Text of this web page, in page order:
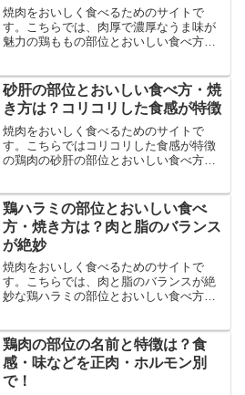
焼肉をおいしく食べるためのサイトで
す。こちらでは、肉厚で濃厚なうま味が
魅力の鶏ももの部位とおいしい食べ方・
らゆる情報を紹介・解説しています。
砂肝の部位とおいしい食べ方・焼
き方は？コリコリした食感が特徴
焼肉をおいしく食べるためのサイトで
す。こちらではコリコリした食感が特徴
の鶏肉の砂肝の部位とおいしい食べ方・
ゆる情報を紹介・解説しています。
鶏ハラミの部位とおいしい食べ
方・焼き方は？肉と脂のバランス
が絶妙
焼肉をおいしく食べるためのサイトで
す。こちらでは、肉と脂のバランスが絶
妙な鶏ハラミの部位とおいしい食べ方・
ミのあらゆる情報を紹介・解説していま
す。
鶏肉の部位の名前と特徴は？食
感・味などを正肉・ホルモン別
で！